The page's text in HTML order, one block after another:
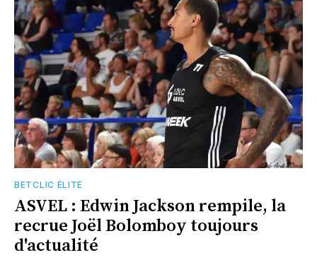
BETCLIC ÉLITE
ASVEL : Edwin Jackson rempile, la
recrue Joël Bolomboy toujours
d'actualité